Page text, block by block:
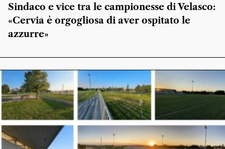
Sindaco e vice tra le campionesse di Velasco:
«Cervia è orgogliosa di aver ospitato le
azzurre»